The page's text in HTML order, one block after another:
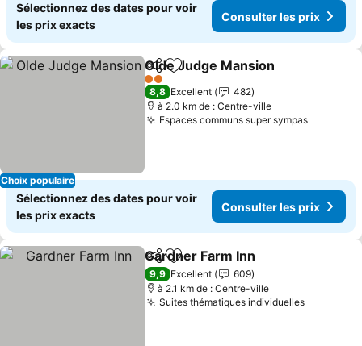
Sélectionnez des dates pour voir
les prix exacts
Consulter les prix
Choix populaire
PartagerAjouter à mes favoris
Olde Judge Mansion
2 Étoiles
8,8 Excellent
482
à 2.0 km de : Centre-ville
Espaces communs super sympas
Sélectionnez des dates pour voir
les prix exacts
Consulter les prix
PartagerAjouter à mes favoris
Gardner Farm Inn
9,9 Excellent
609
à 2.1 km de : Centre-ville
Suites thématiques individuelles